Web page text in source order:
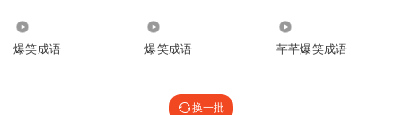
爆笑成语 爆笑成语 芊芊爆笑成语
换一批